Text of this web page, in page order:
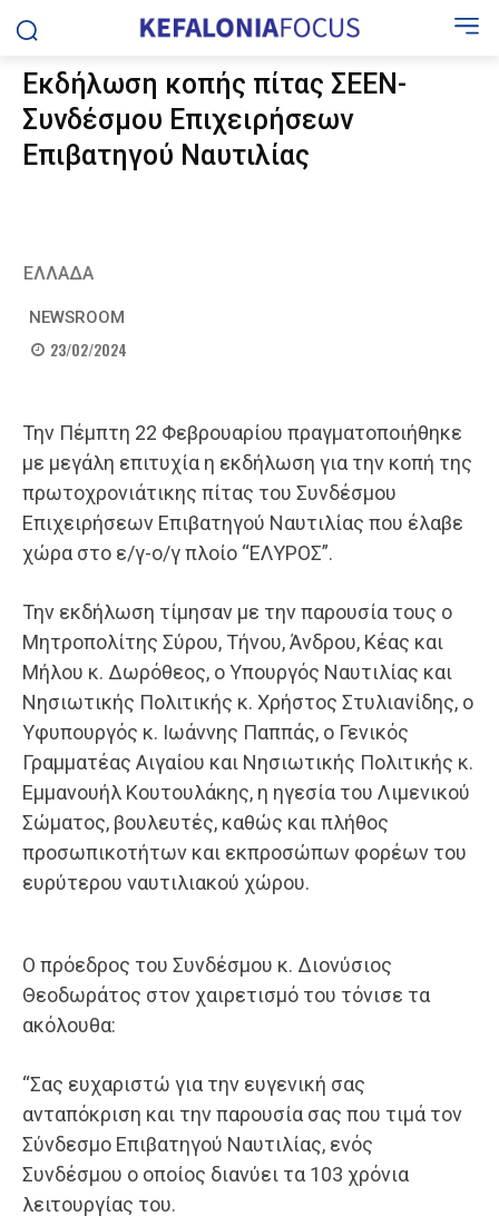
Εκδήλωση κοπής πίτας ΣΕΕΝ-
Συνδέσμου Επιχειρήσεων
Επιβατηγού Ναυτιλίας
ΕΛΛΑΔΑ
NEWSROOM
23/02/2024
Την Πέμπτη 22 Φεβρουαρίου πραγματοποιήθηκε
με μεγάλη επιτυχία η εκδήλωση για την κοπή της
πρωτοχρονιάτικης πίτας του Συνδέσμου
Επιχειρήσεων Επιβατηγού Ναυτιλίας που έλαβε
χώρα στο ε/γ-ο/γ πλοίο “ΕΛΥΡΟΣ”.
Την εκδήλωση τίμησαν με την παρουσία τους ο
Μητροπολίτης Σύρου, Τήνου, Άνδρου, Κέας και
Μήλου κ. Δωρόθεος, ο Υπουργός Ναυτιλίας και
Νησιωτικής Πολιτικής κ. Χρήστος Στυλιανίδης, ο
Υφυπουργός κ. Ιωάννης Παππάς, ο Γενικός
Γραμματέας Αιγαίου και Νησιωτικής Πολιτικής κ.
Εμμανουήλ Κουτουλάκης, η ηγεσία του Λιμενικού
Σώματος, βουλευτές, καθώς και πλήθος
προσωπικοτήτων και εκπροσώπων φορέων του
ευρύτερου ναυτιλιακού χώρου.
Ο πρόεδρος του Συνδέσμου κ. Διονύσιος
Θεοδωράτος στον χαιρετισμό του τόνισε τα
ακόλουθα:
“Σας ευχαριστώ για την ευγενική σας
ανταπόκριση και την παρουσία σας που τιμά τον
Σύνδεσμο Επιβατηγού Ναυτιλίας, ενός
Συνδέσμου ο οποίος διανύει τα 103 χρόνια
λειτουργίας του.